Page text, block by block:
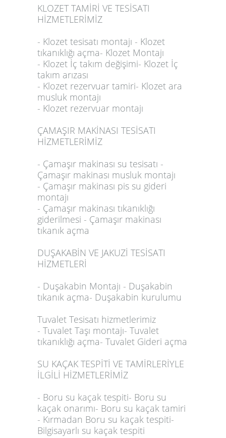
KLOZET TAMİRİ VE TESİSATI
HİZMETLERİMİZ
- Klozet tesisatı montajı - Klozet
tıkanıklığı açma- Klozet Montajı
- Klozet İç takım değişimi- Klozet İç
takım arızası
- Klozet rezervuar tamiri- Klozet ara
musluk montajı
- Klozet rezervuar montajı
ÇAMAŞIR MAKİNASI TESİSATI
HİZMETLERİMİZ
- Çamaşır makinası su tesisatı -
Çamaşır makinası musluk montajı
- Çamaşır makinası pis su gideri
montajı
- Çamaşır makinası tıkanıklığı
giderilmesi - Çamaşır makinası
tıkanık açma
DUŞAKABİN VE JAKUZİ TESİSATI
HİZMETLERİ
- Duşakabin Montajı - Duşakabin
tıkanık açma- Duşakabin kurulumu
Tuvalet Tesisatı hizmetlerimiz
- Tuvalet Taşı montajı- Tuvalet
tıkanıklığı açma- Tuvalet Gideri açma
SU KAÇAK TESPİTİ VE TAMİRLERİYLE
İLGİLİ HİZMETLERİMİZ
- Boru su kaçak tespiti- Boru su
kaçak onarımı- Boru su kaçak tamiri
- Kırmadan Boru su kaçak tespiti-
Bilgisayarlı su kaçak tespiti